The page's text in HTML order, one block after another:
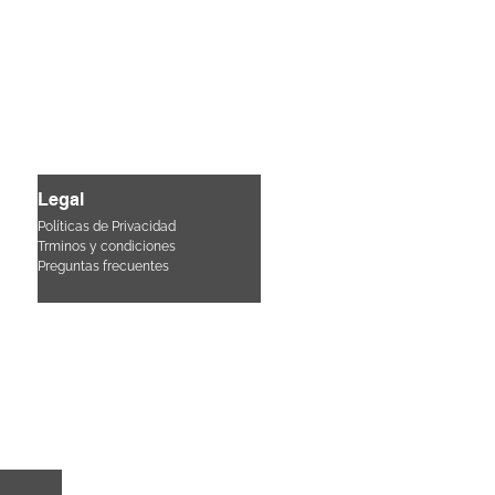
Legal
Políticas de Privacidad
Trminos y condiciones
Preguntas frecuentes